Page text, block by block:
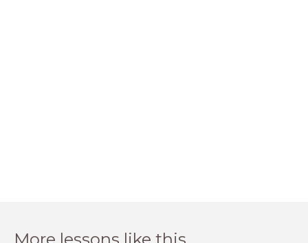
More lessons like this